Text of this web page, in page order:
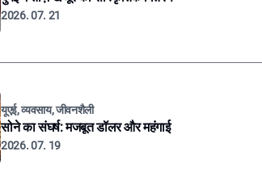
2026. 07. 21
यूएई, व्यवसाय, जीवनशैली
सोने का संघर्ष: मजबूत डॉलर और महंगाई
2026. 07. 19